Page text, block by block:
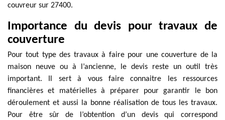
couvreur sur 27400.
Importance du devis pour travaux de
couverture
Pour tout type des travaux à faire pour une couverture de la
maison neuve ou à l’ancienne, le devis reste un outil très
important. Il sert à vous faire connaitre les ressources
financières et matérielles à préparer pour garantir le bon
déroulement et aussi la bonne réalisation de tous les travaux.
Pour être sûr de l’obtention d’un devis qui correspond